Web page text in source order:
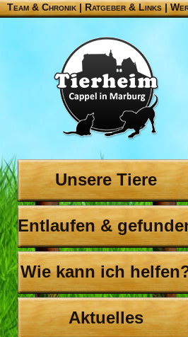
Team & Chronik |Ratgeber & Links|
Unsere Tiere
Entlaufen &
Wie kann ich
Aktuelles